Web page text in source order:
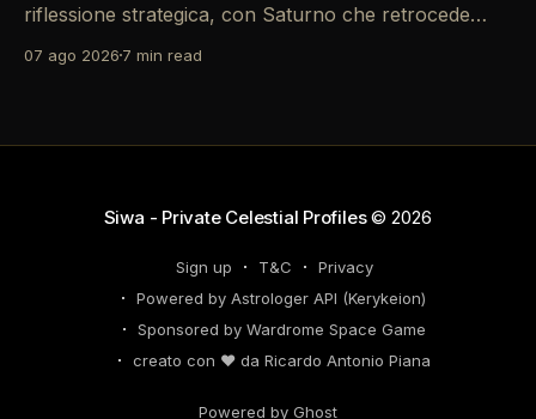
riflessione strategica, con Saturno che retrocede
riconsiderare il tuo personal brand e l'engagement
07 ago 2026 7 min read
Siwa - Private Celestial Profiles© 2026
Sign up T&C
Privacy
Powered by Astrologer API (Kerykeion)
Sponsored by Wardrome Space Game
creato con ❤️ da Ricardo Antonio Piana
Powered by Ghost